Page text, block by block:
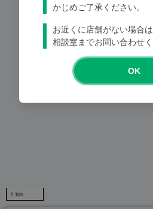
1 km
かじめご了承ください。
お近くに店舗がない場合
相談室までお問い合わせく
OK